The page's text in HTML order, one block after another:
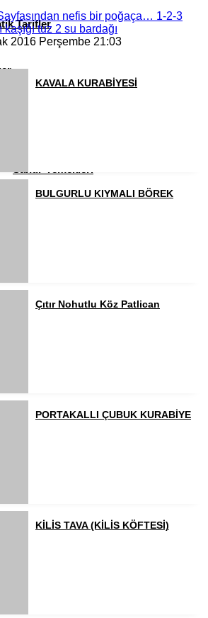
Tarifler
nefis bir poğaça… 1-2-3
kaşığı tuz 2 su bardağı
2016 Perşembe 21:03
KAVALA KURABİYESİ
BULGURLU KIYMALI BÖREK
Çıtır Nohutlu Köz Patlican
PORTAKALLI ÇUBUK KURABİYE
KİLİS TAVA (KİLİS KÖFTESİ)